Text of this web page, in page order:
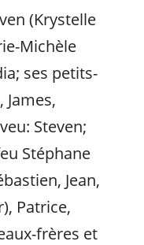
(Krystelle
Michèle
ses petits-
Steven;
Stéphane
Jean,
Patrice,
frères et